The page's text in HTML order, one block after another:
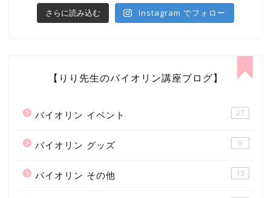
さらに読み込む Instagram でフォロー
【りり先生のバイオリン講座ブログ】
バイオリン イベント 27
バイオリン グッズ 9
バイオリン その他 13